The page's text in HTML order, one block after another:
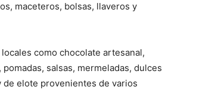
maceteros, bolsas, llaveros y
como chocolate artesanal,
salsas, mermeladas, dulces
de elote provenientes de varios